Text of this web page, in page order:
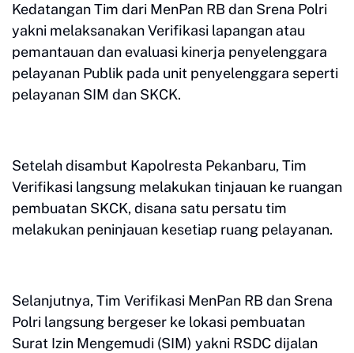
Kedatangan Tim dari MenPan RB dan Srena Polri
yakni melaksanakan Verifikasi lapangan atau
pemantauan dan evaluasi kinerja penyelenggara
pelayanan Publik pada unit penyelenggara seperti
pelayanan SIM dan SKCK.
Setelah disambut Kapolresta Pekanbaru, Tim
Verifikasi langsung melakukan tinjauan ke ruangan
pembuatan SKCK, disana satu persatu tim
melakukan peninjauan kesetiap ruang pelayanan.
Selanjutnya, Tim Verifikasi MenPan RB dan Srena
Polri langsung bergeser ke lokasi pembuatan
Surat Izin Mengemudi (SIM) yakni RSDC dijalan